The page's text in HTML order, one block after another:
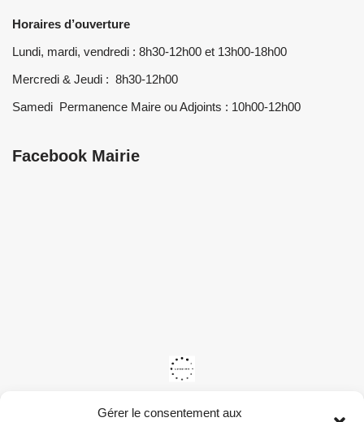
Gérer le consentement aux
Horaires d’ouverture
Lundi, mardi, vendredi : 8h30-12h00 et 13h00-18h00
Mercredi & Jeudi : 8h30-12h00
Samedi Permanence Maire ou Adjoints : 10h00-12h00
Facebook Mairie